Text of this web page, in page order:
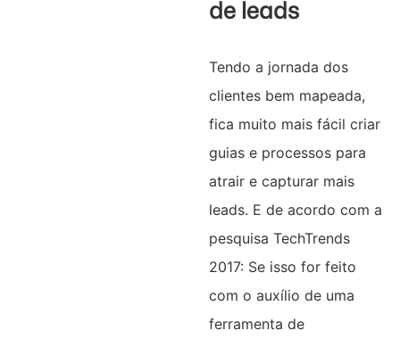
de leads
Tendo a jornada dos
clientes bem mapeada,
fica muito mais fácil criar
guias e processos para
atrair e capturar mais
leads. E de acordo com a
pesquisa TechTrends
2017: Se isso for feito
com o auxílio de uma
ferramenta de